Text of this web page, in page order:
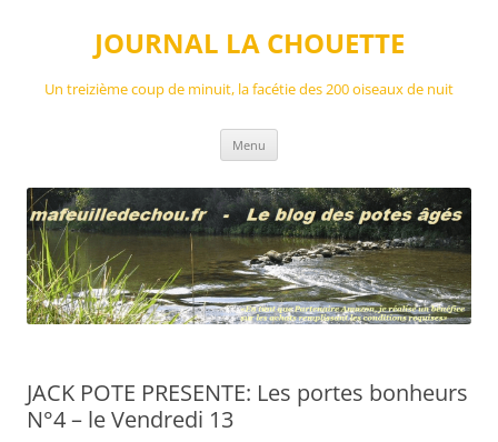
JOURNAL LA CHOUETTE
Un treizième coup de minuit, la facétie des 200 oiseaux de nuit
Menu
JACK POTE PRESENTE: Les portes bonheurs
N°4 – le Vendredi 13